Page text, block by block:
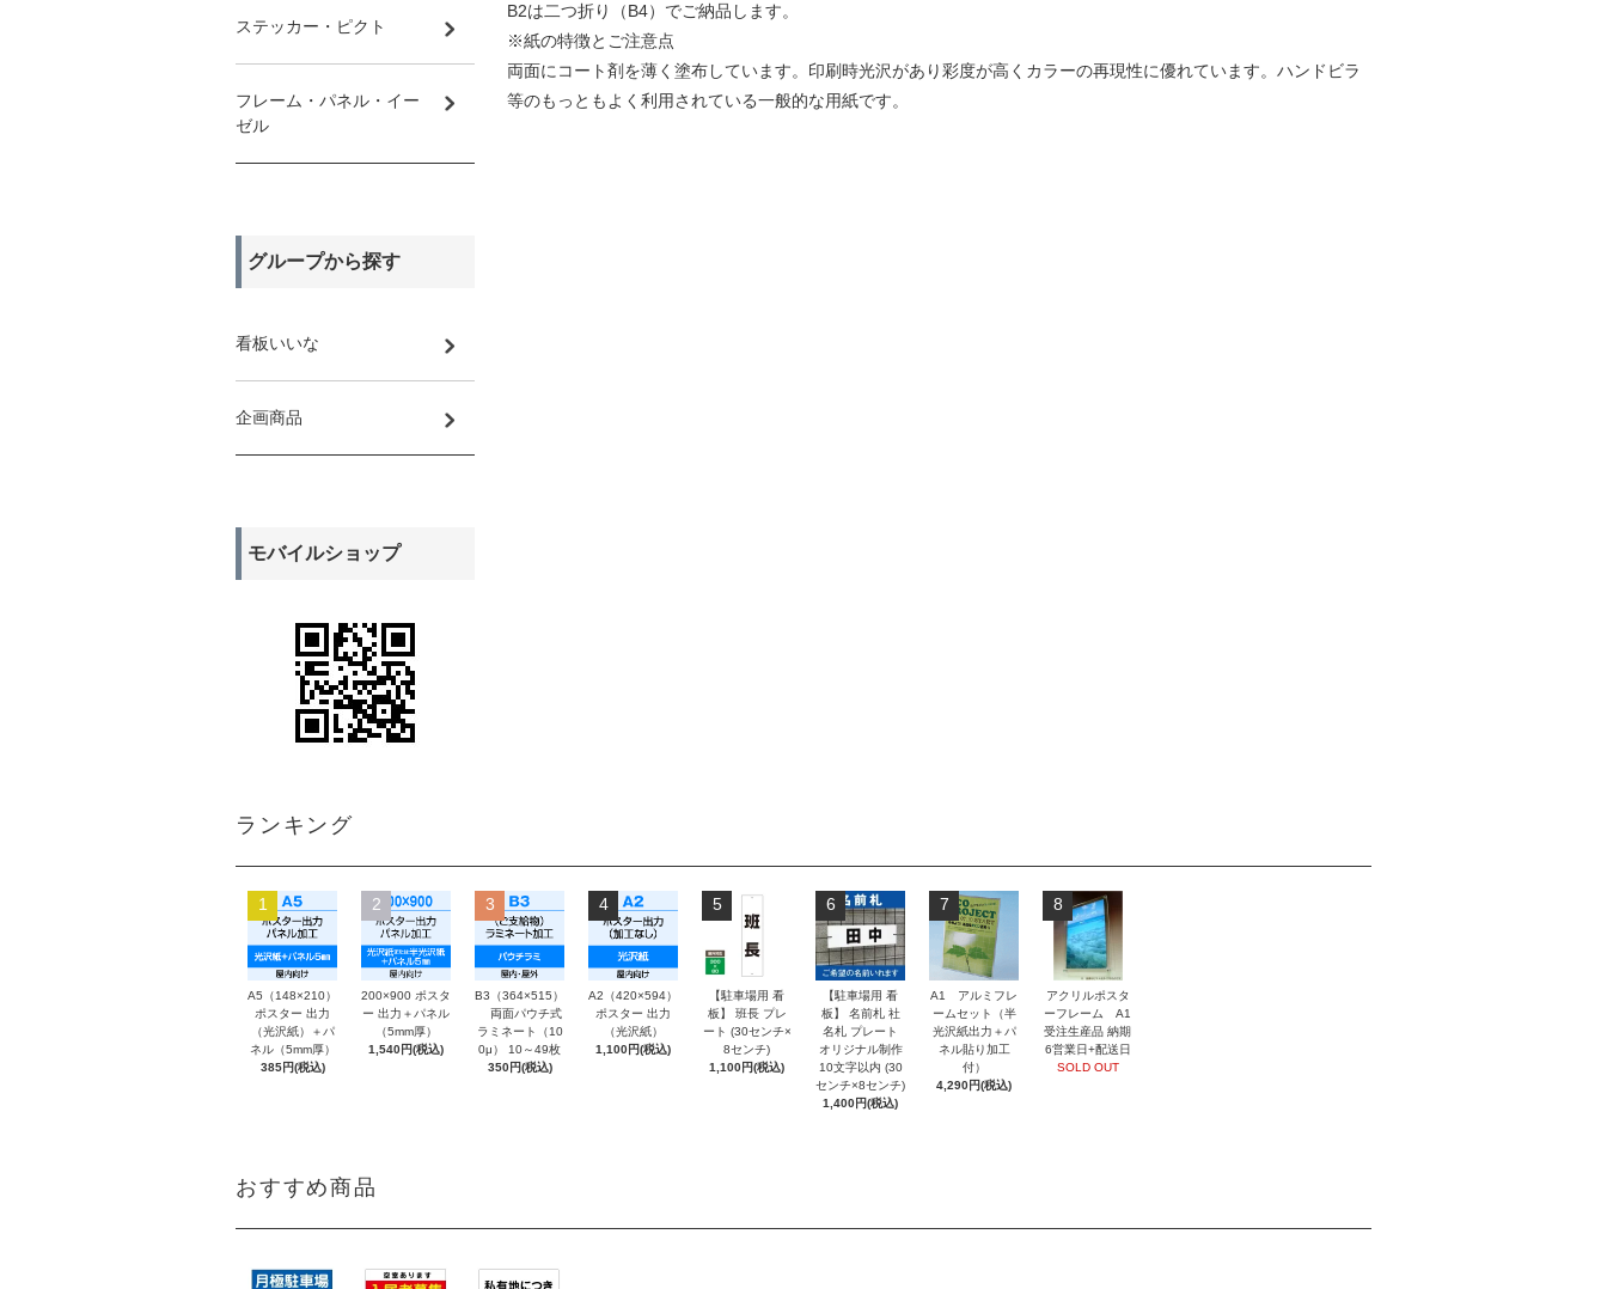
B2は二つ折り（B4）でご納品します。
※紙の特徴とご注意点
両面にコート剤を薄く塗布しています。印刷時光沢があり彩度が高くカラーの再現性に優れています。ハンドビラ
等のもっともよく利用されている一般的な用紙です。
ステッカー・ピクト
フレーム・パネル・イー
ゼル
グループから探す
看板いいな
企画商品
モバイルショップ
ランキング
1
A5（148×210）
ポスター 出力
（光沢紙）＋パ
ネル（5mm厚）
385円(税込)
2
200×900 ポスタ
ー 出力＋パネル
（5mm厚）
1,540円(税込)
3
B3（364×515）
両面パウチ式
ラミネート（10
0μ） 10～49枚
350円(税込)
4
A2（420×594）
ポスター 出力
（光沢紙）
1,100円(税込)
5
【駐車場用 看
板】 班長 プレ
ート (30センチ×
8センチ)
1,100円(税込)
6
【駐車場用 看
板】 名前札 社
名札 プレート
オリジナル制作
10文字以内 (30
センチ×8センチ)
1,400円(税込)
7
A1 アルミフレ
ームセット（半
光沢紙出力＋パ
ネル貼り加工
付）
4,290円(税込)
8
アクリルポスタ
ーフレーム A1
受注生産品 納期
6営業日+配送日
SOLD OUT
おすすめ商品